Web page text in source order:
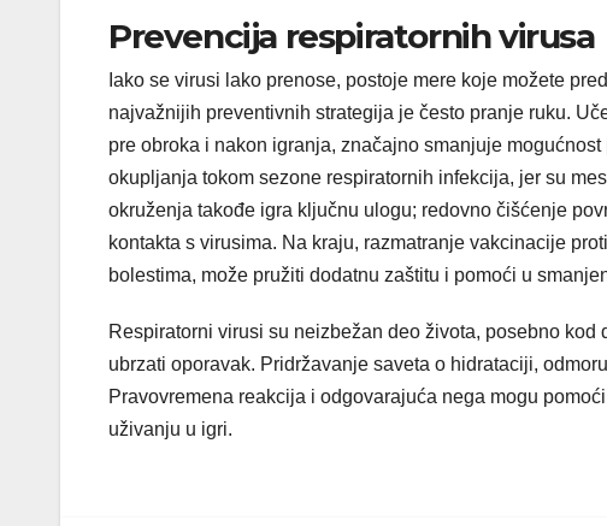
Prevencija respiratornih virusa
Iako se virusi lako prenose, postoje mere koje možete
najvažnijih preventivnih strategija je često pranje ruku.
pre obroka i nakon igranja, značajno smanjuje
okupljanja tokom sezone respiratornih infekcija, jer su
okruženja takođe igra ključnu ulogu; redovno čišćenje
kontakta s virusima. Na kraju, razmatranje vakcinacije
bolestima, može pružiti dodatnu zaštitu i pomoći u
Respiratorni virusi su neizbežan deo života, posebno
ubrzati oporavak. Pridržavanje saveta o hidrataciji,
Pravovremena reakcija i odgovarajuća nega mogu
uživanju u igri.